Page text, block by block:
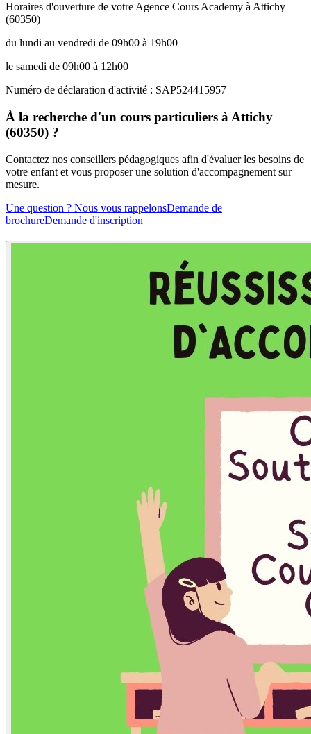
Horaires d'ouverture de votre Agence Cours Academy à Attichy
(60350)
du lundi au vendredi de 09h00 à 19h00
le samedi de 09h00 à 12h00
Numéro de déclaration d'activité : SAP524415957
À la recherche d'un cours particuliers à Attichy
(60350) ?
Contactez nos conseillers pédagogiques afin d'évaluer les besoins de
votre enfant et vous proposer une solution d'accompagnement sur
mesure.
Une question ? Nous vous rappelonsDemande de
brochureDemande d'inscription